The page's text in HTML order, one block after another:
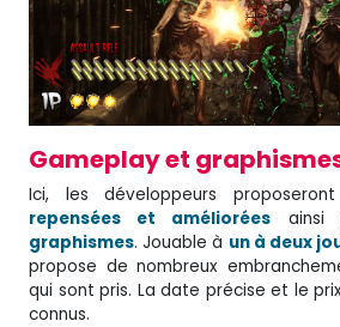
Gameplay et
Ici, les développeurs
repensées et améliorées ainsi
graphismes. Jouable à un à deux
propose de nombreux
qui sont pris. La date précise et le
connus.